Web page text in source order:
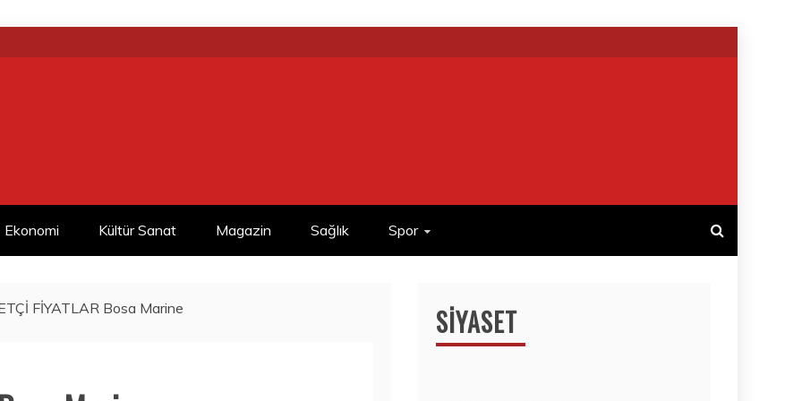
Ekonomi Kültür Sanat Magazin Sağlık Spor
FİYATLAR Bosa Marine SIYASET